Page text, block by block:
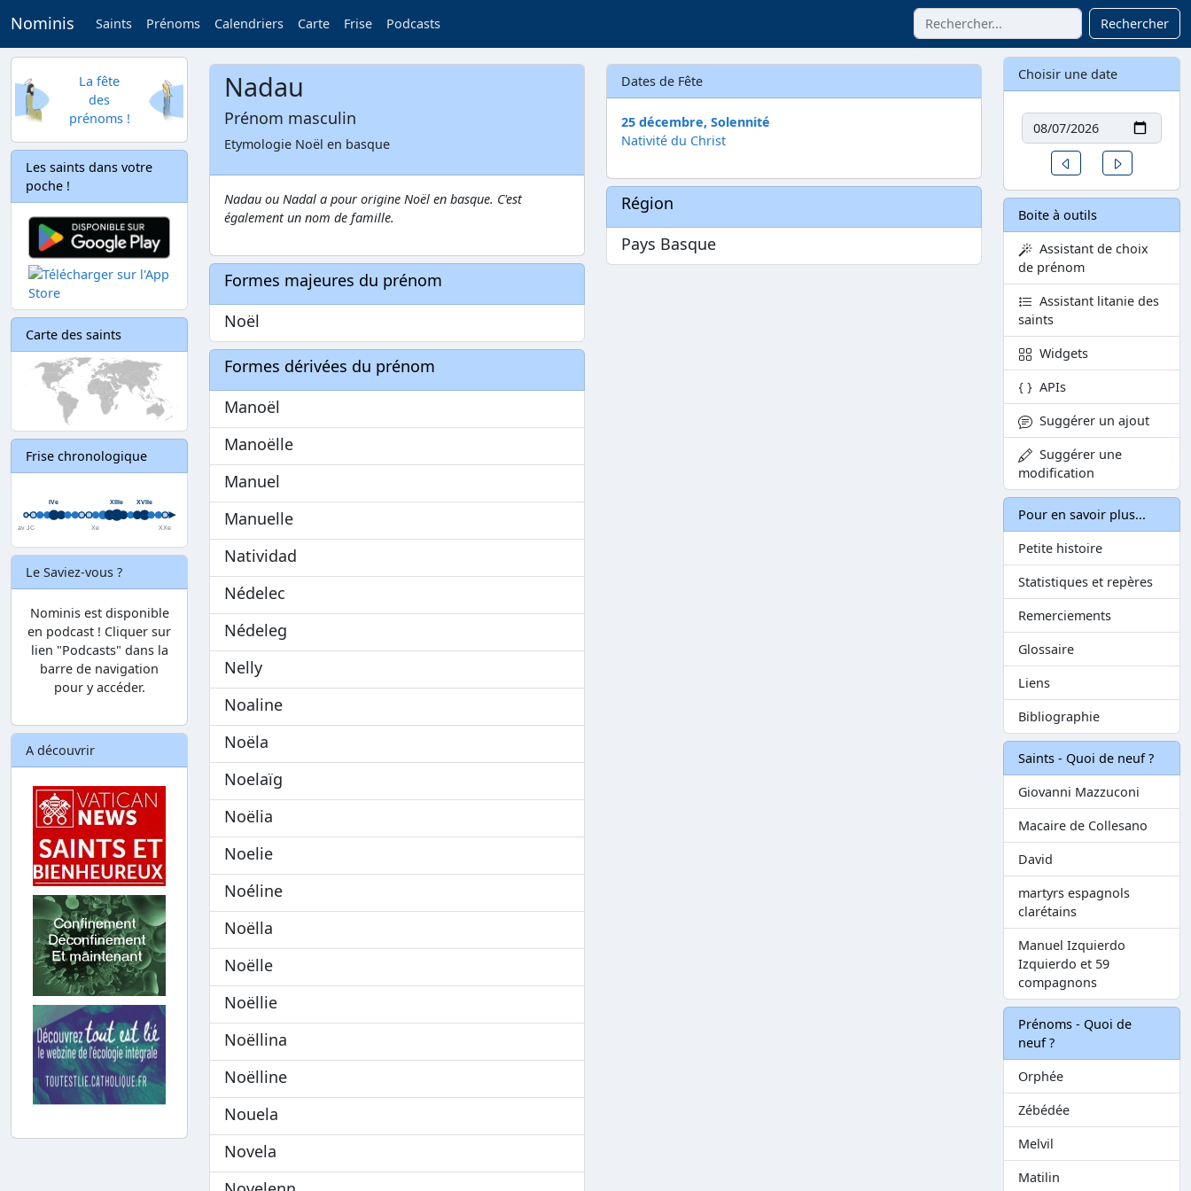
Nominis Saints Prénoms Calendriers Carte Frise Podcasts Rechercher
La fête
des
prénoms !
Les saints dans votre
poche !
Carte des saints
Frise chronologique
Le Saviez-vous ?
Nominis est disponible
en podcast ! Cliquer sur
lien "Podcasts" dans la
barre de navigation
pour y accéder.
A découvrir
Nadau
Prénom masculin
Etymologie Noël en basque
Nadau ou Nadal a pour origine Noël en basque. C'est
également un nom de famille.
Formes majeures du prénom
Noël
Formes dérivées du prénom
Manoël
Manoëlle
Manuel
Manuelle
Natividad
Nédelec
Nédeleg
Nelly
Noaline
Noëla
Noelaïg
Noëlia
Noelie
Noéline
Noëlla
Noëlle
Noëllie
Noëllina
Noëlline
Nouela
Novela
Dates de Fête
25 décembre, Solennité
Nativité du Christ
Région
Pays Basque
Choisir une date
Date
Un jour avant
Boite à outils
Assistant de choix
de prénom
Assistant litanie des
saints
Widgets
APIs
Suggérer un ajout
Suggérer une
modification
Pour en savoir plus...
Petite histoire
Statistiques et repères
Remerciements
Glossaire
Liens
Bibliographie
Saints - Quoi de neuf ?
Giovanni Mazzuconi
Macaire de Collesano
David
martyrs espagnols
clarétains
Manuel Izquierdo
Izquierdo et 59
compagnons
Prénoms - Quoi de
neuf ?
Orphée
Zébédée
Melvil
Matilin